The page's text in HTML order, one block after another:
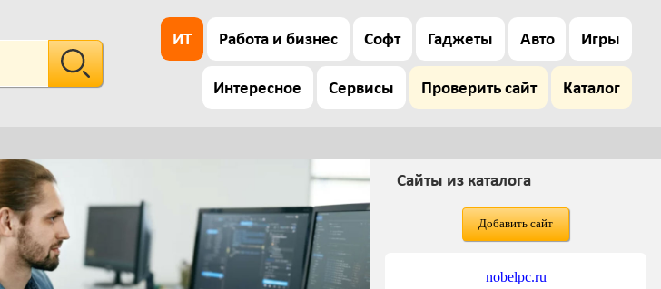
ИТ Работа и бизнес Софт Гаджеты Авто Игры
Интересное Сервисы Проверить сайт Каталог
Сайты из каталога
Добавить сайт
nobelpc.ru